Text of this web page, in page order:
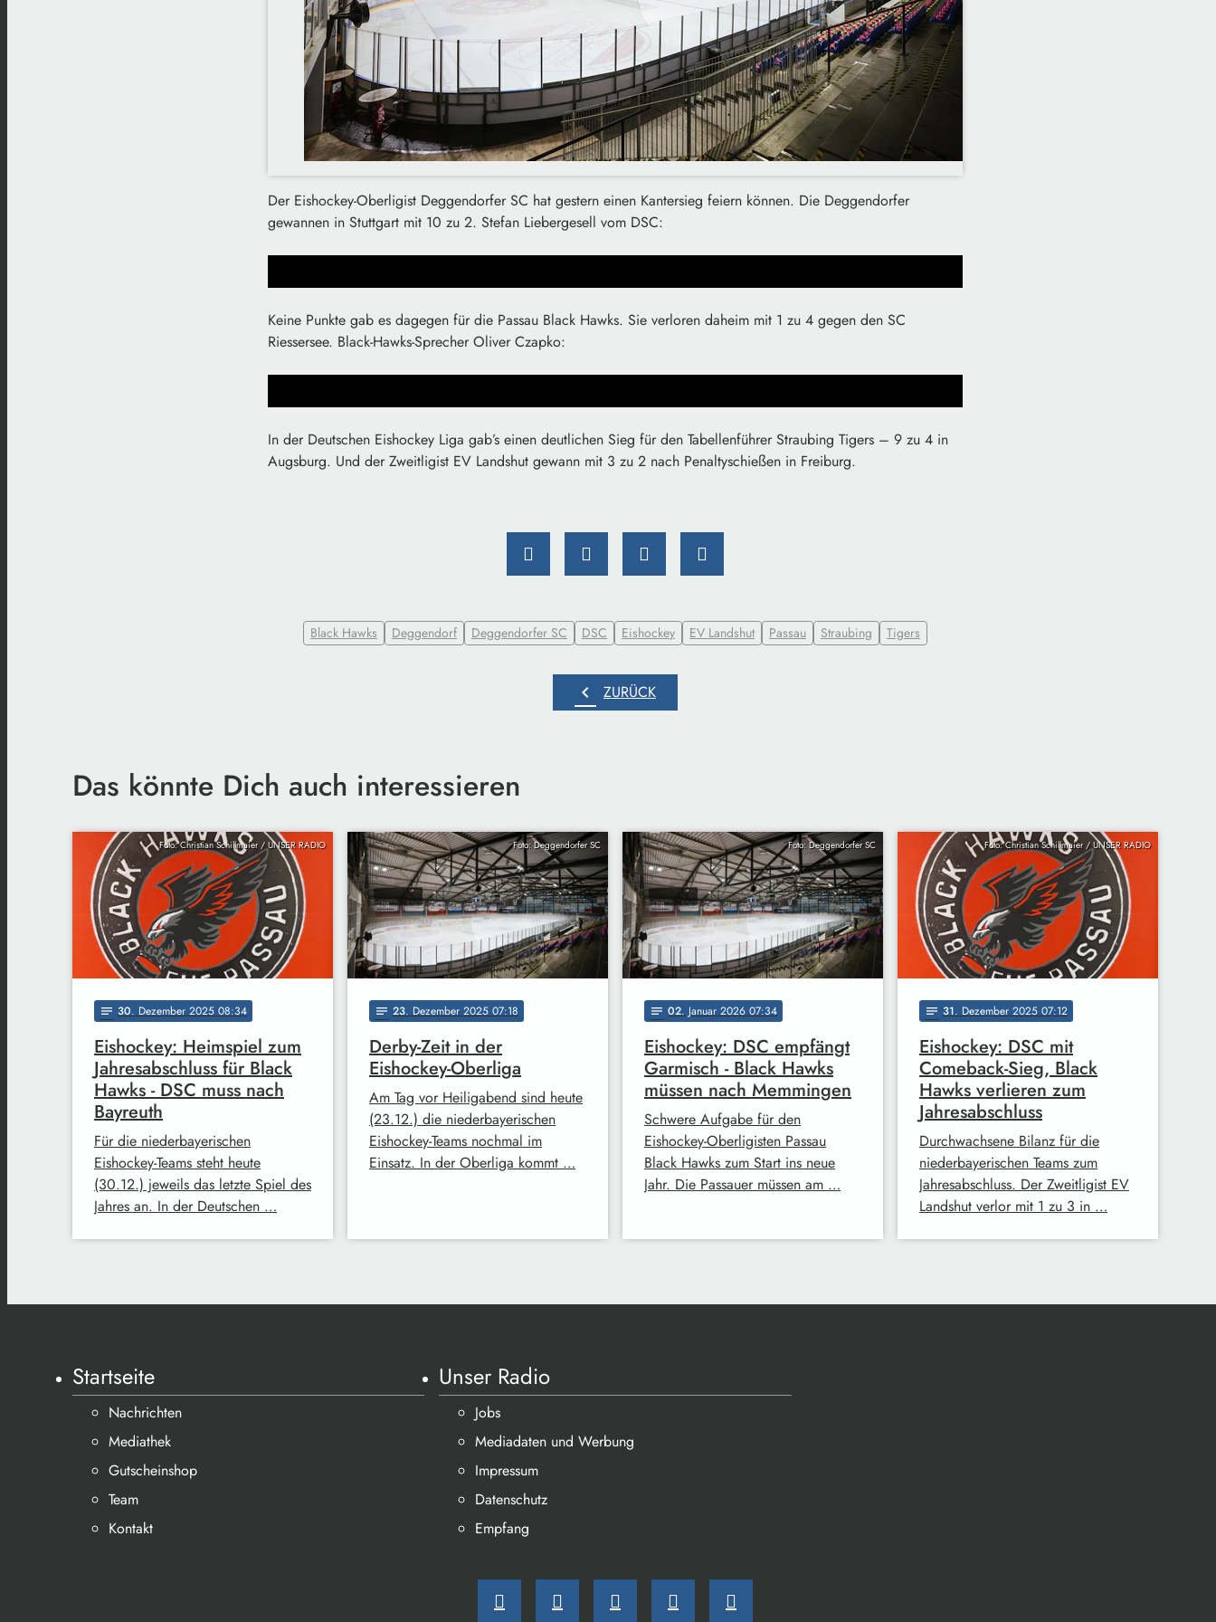
Der Eishockey-Oberligist Deggendorfer SC hat gestern einen Kantersieg feiern können. Die Deggendorfer
gewannen in Stuttgart mit 10 zu 2. Stefan Liebergesell vom DSC:
Keine Punkte gab es dagegen für die Passau Black Hawks. Sie verloren daheim mit 1 zu 4 gegen den SC
Riessersee. Black-Hawks-Sprecher Oliver Czapko:
In der Deutschen Eishockey Liga gab’s einen deutlichen Sieg für den Tabellenführer Straubing Tigers – 9 zu 4 in
Augsburg. Und der Zweitligist EV Landshut gewann mit 3 zu 2 nach Penaltyschießen in Freiburg.
Black Hawks Deggendorf Deggendorfer SC DSC Eishockey EV Landshut Passau Straubing Tigers
chevron_left ZURÜCK
Das könnte Dich auch interessieren
Foto: Christian Schillmaier / UNSER RADIO
notes 30. Dezember 2025 08:34
Eishockey: Heimspiel zum
Jahresabschluss für Black
Hawks - DSC muss nach
Bayreuth
Für die niederbayerischen
Eishockey-Teams steht heute
(30.12.) jeweils das letzte Spiel des
Jahres an. In der Deutschen …
Foto: Deggendorfer SC
notes 23. Dezember 2025 07:18
Derby-Zeit in der
Eishockey-Oberliga
Am Tag vor Heiligabend sind heute
(23.12.) die niederbayerischen
Eishockey-Teams nochmal im
Einsatz. In der Oberliga kommt …
Foto: Deggendorfer SC
notes 02. Januar 2026 07:34
Eishockey: DSC empfängt
Garmisch - Black Hawks
müssen nach Memmingen
Schwere Aufgabe für den
Eishockey-Oberligisten Passau
Black Hawks zum Start ins neue
Jahr. Die Passauer müssen am …
Foto: Christian Schillmaier / UNSER RADIO
notes 31. Dezember 2025 07:12
Eishockey: DSC mit
Comeback-Sieg, Black
Hawks verlieren zum
Jahresabschluss
Durchwachsene Bilanz für die
niederbayerischen Teams zum
Jahresabschluss. Der Zweitligist EV
Landshut verlor mit 1 zu 3 in …
Startseite
Nachrichten
Mediathek
Gutscheinshop
Team
Kontakt
Unser Radio
Jobs
Mediadaten und Werbung
Impressum
Datenschutz
Empfang